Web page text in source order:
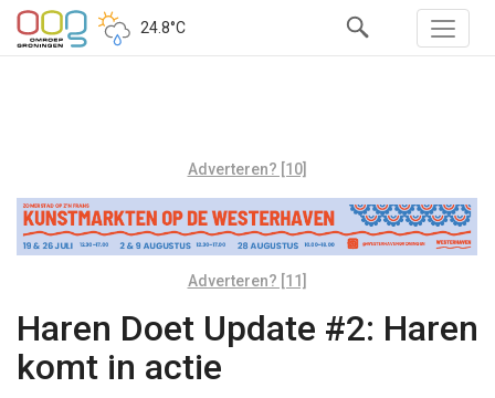
24.8°C
Adverteren? [10]
Adverteren? [11]
Haren Doet Update #2: Haren
komt in actie